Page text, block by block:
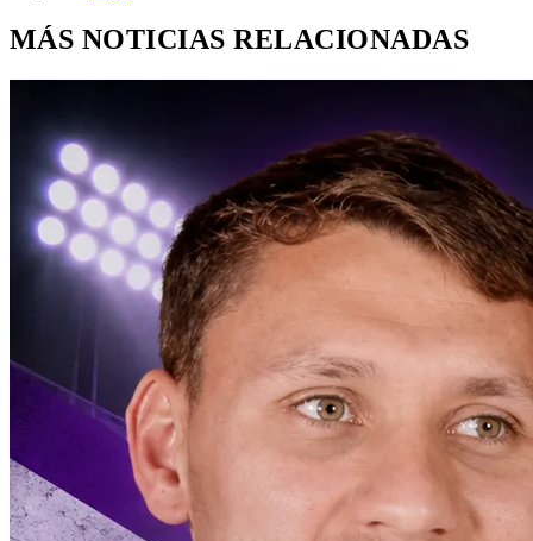
MÁS NOTICIAS RELACIONADAS